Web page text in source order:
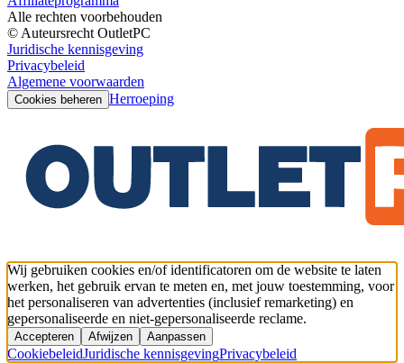
Alle rechten voorbehouden
© Auteursrecht OutletPC
Juridische kennisgeving
Privacybeleid
Algemene voorwaarden
Cookies beheren Herroeping
Wij gebruiken cookies en/of identificatoren om de website te laten
werken, het gebruik ervan te meten en, met jouw toestemming, voor
het personaliseren van advertenties (inclusief remarketing) en
gepersonaliseerde en niet-gepersonaliseerde reclame.
Accepteren Afwijzen Aanpassen
CookiebeleidJuridische kennisgevingPrivacybeleid